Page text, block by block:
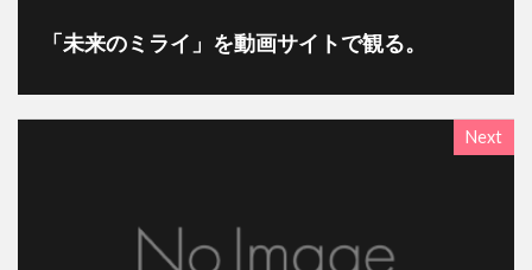
「未来のミライ」を動画サイトで観る。
Next